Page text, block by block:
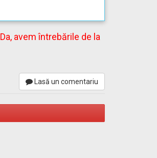
Da, avem întrebările de la
Lasă un comentariu